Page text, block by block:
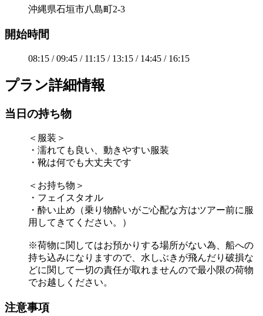
沖縄県石垣市八島町2-3
開始時間
08:15 / 09:45 / 11:15 / 13:15 / 14:45 / 16:15
プラン詳細情報
当日の持ち物
＜服装＞
・濡れても良い、動きやすい服装
・靴は何でも大丈夫です
＜お持ち物＞
・フェイスタオル
・酔い止め（乗り物酔いがご心配な方はツアー前に服
用してきてください。）
※荷物に関してはお預かりする場所がない為、船への
持ち込みになりますので、水しぶきが飛んだり破損な
どに関して一切の責任が取れませんので最小限の荷物
でお越しください。
注意事項